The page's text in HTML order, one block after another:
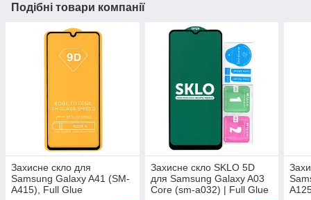
Подібні товари компанії
Захисне скло для
Samsung Galaxy A41 (SM-
A415), Full Glue
Захисне скло SKLO 5D
для Samsung Galaxy A03
Core (sm-a032) | Full Glue